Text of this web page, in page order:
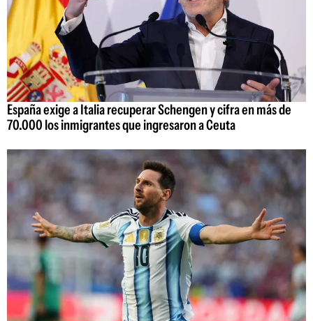
España exige a Italia recuperar Schengen y cifra en más de
70.000 los inmigrantes que ingresaron a Ceuta